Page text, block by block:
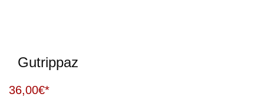
Gutrippaz
36,00€